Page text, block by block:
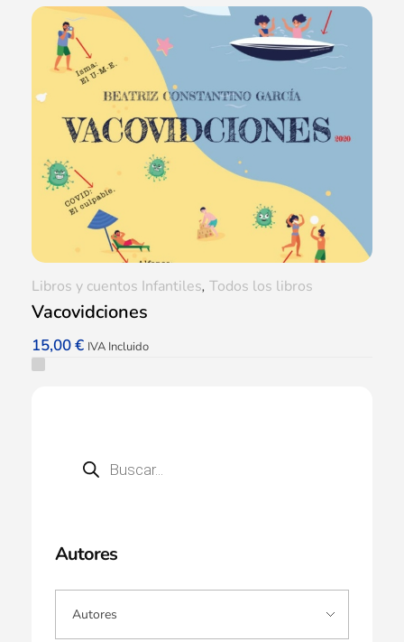
Vacovidciones
15,00€ IVA Incluido
Libros y cuentos Infantiles, Todos los libros
Autores